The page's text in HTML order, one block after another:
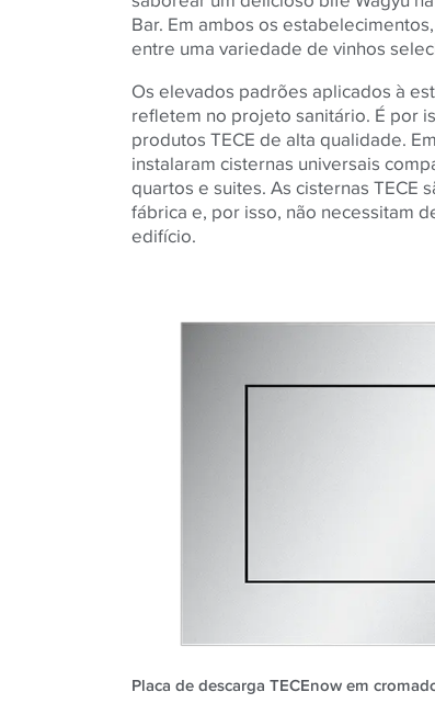
Bar. Em ambos os
entre uma variedade de vinhos
Os elevados padrões aplicados à
refletem no projeto sanitário. É por
produtos TECE de alta qualidade.
instalaram cisternas universais
quartos e suites. As cisternas TECE
fábrica e, por isso, não necessitam
edifício.
Placa de descarga TECEnow em